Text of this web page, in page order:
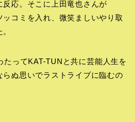
反応。そこに上田竜也さんが
ッコミを入れ、微笑ましいやり取
たってKAT-TUNと共に芸能人生を
ぬ思いでラストライブに臨むの